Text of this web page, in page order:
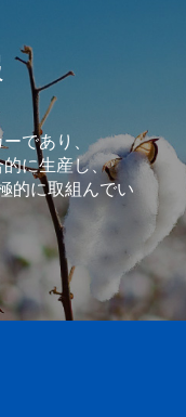
であり、
に生産し、
的に取組んでい